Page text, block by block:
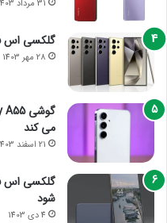
31 مرداد 1403
گلکسی اس 25 اولترا در چهار رنگ عرضه می شود
28 مهر 1403
می کند
21 اسفند 1403
شود
4 دی 1403